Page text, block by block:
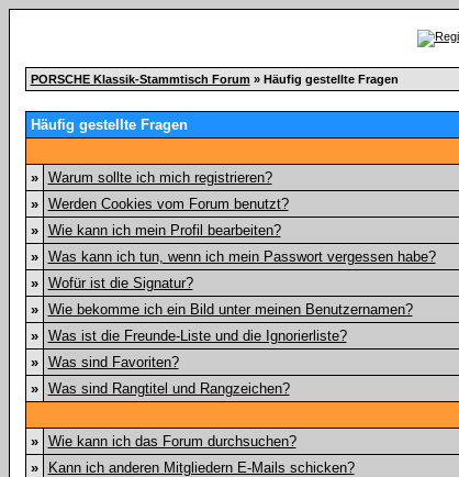
PORSCHE Klassik-Stammtisch Forum » Häufig gestellte Fragen
Häufig gestellte Fragen
»
Warum sollte ich mich registrieren?
»
Werden Cookies vom Forum benutzt?
»
Wie kann ich mein Profil bearbeiten?
»
Was kann ich tun, wenn ich mein Passwort vergessen habe?
»
Wofür ist die Signatur?
»
Wie bekomme ich ein Bild unter meinen Benutzernamen?
»
Was ist die Freunde-Liste und die Ignorierliste?
»
Was sind Favoriten?
»
Was sind Rangtitel und Rangzeichen?
»
Wie kann ich das Forum durchsuchen?
»
Kann ich anderen Mitgliedern E-Mails schicken?